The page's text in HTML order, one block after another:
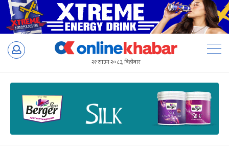
Skip
२१ साउन २०८३, बिहीबार